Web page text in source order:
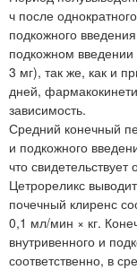
ч после
подкожного
подкожном введении
3 мг), так же, как и
дней,
зависимость.
Средний конечный
и подкожного
что
Цетрореликс
почечный клиренс
0,1 мл/мин × кг.
внутривенного и
соответственно, в